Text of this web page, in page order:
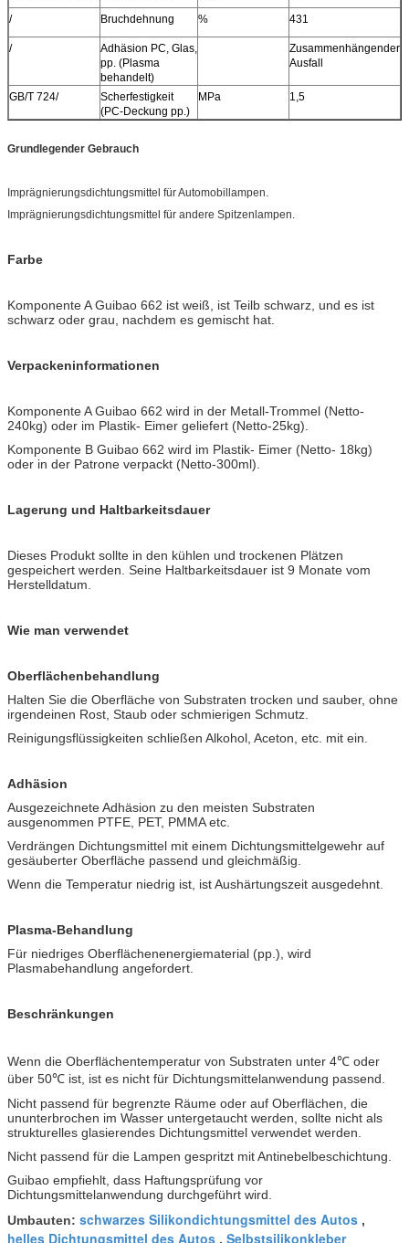
/ Bruchdehnung % 431
/
Adhäsion PC, Glas,
pp. (Plasma
behandelt)
Zusammenhängender
Ausfall
GB/T 724/
Scherfestigkeit
(PC-Deckung pp.)
MPa 1,5
Grundlegender Gebrauch
Imprägnierungsdichtungsmittel für Automobillampen.
Imprägnierungsdichtungsmittel für andere Spitzenlampen.
Farbe
Komponente A Guibao 662 ist weiß, ist Teilb schwarz, und es ist
schwarz oder grau, nachdem es gemischt hat.
Verpackeninformationen
Komponente A Guibao 662 wird in der Metall-Trommel (Netto-
240kg) oder im Plastik- Eimer geliefert (Netto-25kg).
Komponente B Guibao 662 wird im Plastik- Eimer (Netto- 18kg)
oder in der Patrone verpackt (Netto-300ml).
Lagerung und Haltbarkeitsdauer
Dieses Produkt sollte in den kühlen und trockenen Plätzen
gespeichert werden. Seine Haltbarkeitsdauer ist 9 Monate vom
Herstelldatum.
Wie man verwendet
Oberflächenbehandlung
Halten Sie die Oberfläche von Substraten trocken und sauber, ohne
irgendeinen Rost, Staub oder schmierigen Schmutz.
Reinigungsflüssigkeiten schließen Alkohol, Aceton, etc. mit ein.
Adhäsion
Ausgezeichnete Adhäsion zu den meisten Substraten
ausgenommen PTFE, PET, PMMA etc.
Verdrängen Dichtungsmittel mit einem Dichtungsmittelgewehr auf
gesäuberter Oberfläche passend und gleichmäßig.
Wenn die Temperatur niedrig ist, ist Aushärtungszeit ausgedehnt.
Plasma-Behandlung
Für niedriges Oberflächenenergiematerial (pp.), wird
Plasmabehandlung angefordert.
Beschränkungen
Wenn die Oberflächentemperatur von Substraten unter 4℃ oder
über 50℃ ist, ist es nicht für Dichtungsmittelanwendung passend.
Nicht passend für begrenzte Räume oder auf Oberflächen, die
ununterbrochen im Wasser untergetaucht werden, sollte nicht als
strukturelles glasierendes Dichtungsmittel verwendet werden.
Nicht passend für die Lampen gespritzt mit Antinebelbeschichtung.
Guibao empfiehlt, dass Haftungsprüfung vor
Dichtungsmittelanwendung durchgeführt wird.
Umbauten: schwarzes Silikondichtungsmittel des Autos ,
helles Dichtungsmittel des Autos , Selbstsilikonkleber